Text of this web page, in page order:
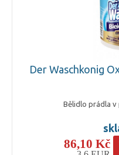
Der Waschkonig
Bělidlo prádla v
86,10 Kč